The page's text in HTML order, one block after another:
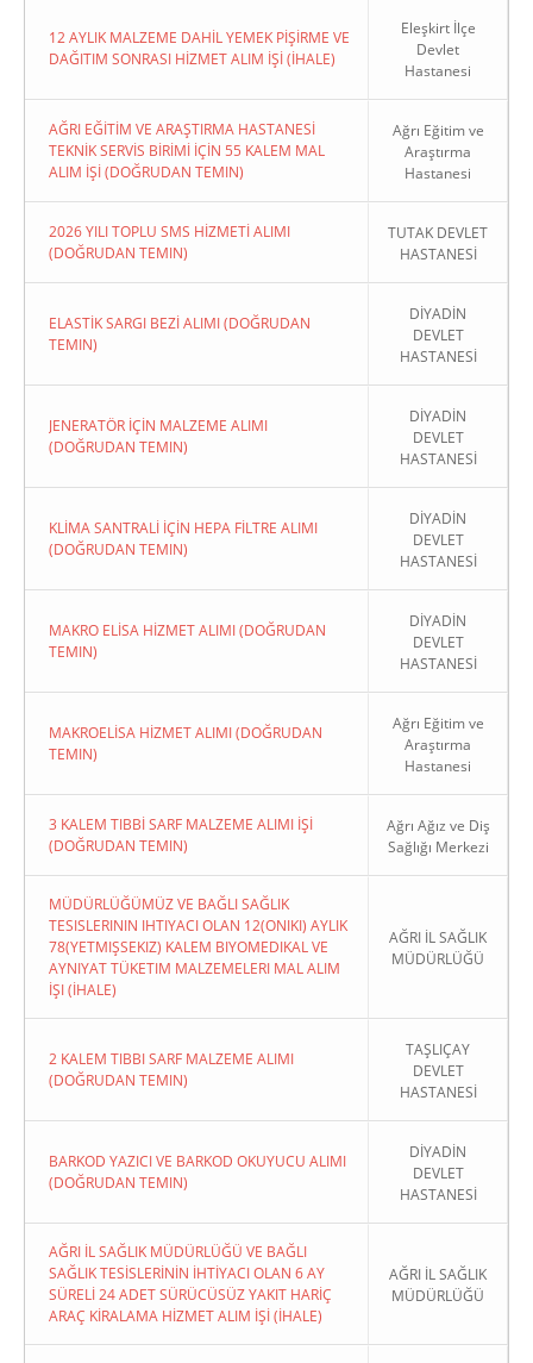
12 AYLIK MALZEME DAHİL YEMEK PİŞİRME VE
DAĞITIM SONRASI HİZMET ALIM İŞİ (İHALE)
Eleşkirt İlçe
Devlet
Hastanesi
AĞRI EĞİTİM VE ARAŞTIRMA HASTANESİ
TEKNİK SERVİS BİRİMİ İÇİN 55 KALEM MAL
ALIM İŞİ (DOĞRUDAN TEMIN)
Ağrı Eğitim ve
Araştırma
Hastanesi
2026 YILI TOPLU SMS HİZMETİ ALIMI
(DOĞRUDAN TEMIN)
TUTAK DEVLET
HASTANESİ
ELASTİK SARGI BEZİ ALIMI (DOĞRUDAN
TEMIN)
DİYADİN
DEVLET
HASTANESİ
JENERATÖR İÇİN MALZEME ALIMI
(DOĞRUDAN TEMIN)
DİYADİN
DEVLET
HASTANESİ
KLİMA SANTRALİ İÇİN HEPA FİLTRE ALIMI
(DOĞRUDAN TEMIN)
DİYADİN
DEVLET
HASTANESİ
MAKRO ELİSA HİZMET ALIMI (DOĞRUDAN
TEMIN)
DİYADİN
DEVLET
HASTANESİ
MAKROELİSA HİZMET ALIMI (DOĞRUDAN
TEMIN)
Ağrı Eğitim ve
Araştırma
Hastanesi
3 KALEM TIBBİ SARF MALZEME ALIMI İŞİ
(DOĞRUDAN TEMIN)
Ağrı Ağız ve Diş
Sağlığı Merkezi
MÜDÜRLÜĞÜMÜZ VE BAĞLI SAĞLIK
TESISLERININ IHTIYACI OLAN 12(ONIKI) AYLIK
78(YETMIŞSEKIZ) KALEM BIYOMEDIKAL VE
AYNIYAT TÜKETIM MALZEMELERI MAL ALIM
İŞI (İHALE)
AĞRI İL SAĞLIK
MÜDÜRLÜĞÜ
2 KALEM TIBBI SARF MALZEME ALIMI
(DOĞRUDAN TEMIN)
TAŞLIÇAY
DEVLET
HASTANESİ
BARKOD YAZICI VE BARKOD OKUYUCU ALIMI
(DOĞRUDAN TEMIN)
DİYADİN
DEVLET
HASTANESİ
AĞRI İL SAĞLIK MÜDÜRLÜĞÜ VE BAĞLI
SAĞLIK TESİSLERİNİN İHTİYACI OLAN 6 AY
SÜRELİ 24 ADET SÜRÜCÜSÜZ YAKIT HARİÇ
ARAÇ KİRALAMA HİZMET ALIM İŞİ (İHALE)
AĞRI İL SAĞLIK
MÜDÜRLÜĞÜ